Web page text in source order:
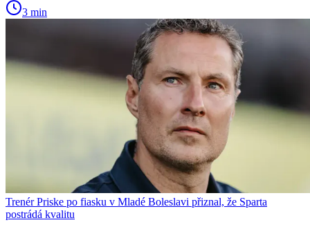
3 min
Trenér Priske po fiasku v Mladé Boleslavi přiznal, že Sparta
postrádá kvalitu